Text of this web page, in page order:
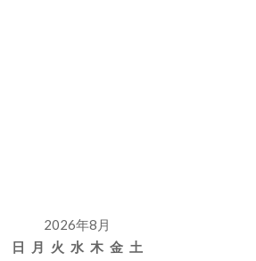
2026年8月
日
月 火 水 木 金 土